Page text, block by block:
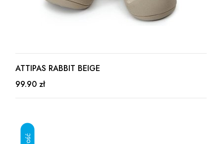
ATTIPAS RABBIT BEIGE
99.90 zł